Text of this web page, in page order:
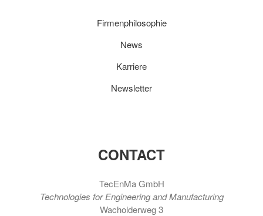
Firmenphilosophie
News
Karriere
Newsletter
CONTACT
TecEnMa GmbH
Technologies for Engineering and Manufacturing
Wacholderweg 3